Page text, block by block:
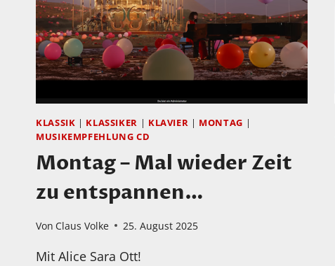
KLASSIK | KLASSIKER | KLAVIER | MONTAG |
MUSIKEMPFEHLUNG CD
Montag – Mal wieder Zeit
zu entspannen…
Von Claus Volke 25. August 2025
Mit Alice Sara Ott!